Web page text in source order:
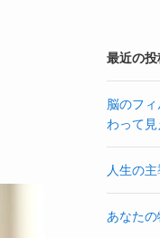
最近の投
脳のフ
わって見
人生の
あなた